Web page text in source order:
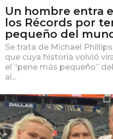
Un hombre entra
los Récords por
pequeño del
Se trata de Michael
que cuya historia volvió
el “pene más pequeño”
al...